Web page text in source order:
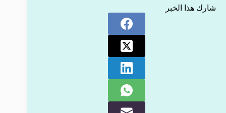
شارك هذا الخبر